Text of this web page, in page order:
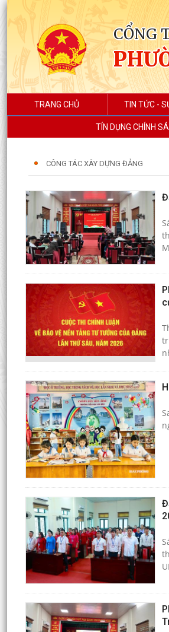
CỔNG
TRANG CHỦ TIN TỨC -
TÍN DỤNG CHÍNH
CÔNG TÁC XÂY DỰNG ĐẢNG